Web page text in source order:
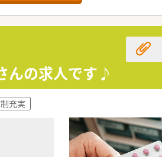
ます。
メインは小児科になります。
んの求人です♪
充実